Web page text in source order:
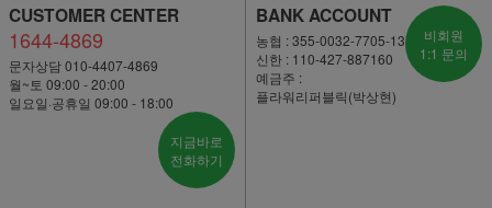
CUSTOMER CENTER
1644-4869
문자상담 010-4407-4869
월~토 09:00 - 20:00
일요일·공휴일 09:00 - 18:00
지금바로
전화하기
BANK ACCOUNT
농협 : 355-0032-7705-13
신한 : 110-427-887160
예금주 :
플라워리퍼블릭(박상현)
비회원
1:1 문의